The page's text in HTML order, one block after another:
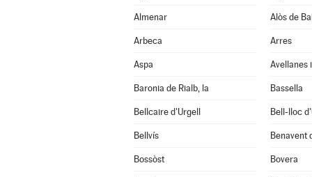
Almenar Alòs de
Arbeca Arres
Aspa Avellanes
Baronia de Rialb, la Bassella
Bellcaire d'Urgell Bell-lloc
Bellvís Benavent
Bossòst Bovera